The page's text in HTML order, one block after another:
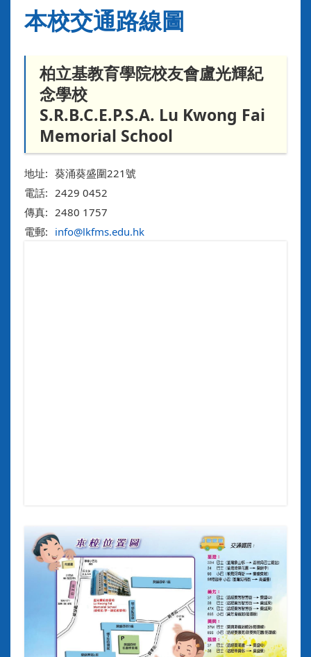
本校交通路線圖
柏立基教育學院校友會盧光輝紀
念學校
S.R.B.C.E.P.S.A. Lu Kwong Fai
Memorial School
地址: 葵涌葵盛圍221號
電話: 2429 0452
傳真: 2480 1757
電郵: info@lkfms.edu.hk